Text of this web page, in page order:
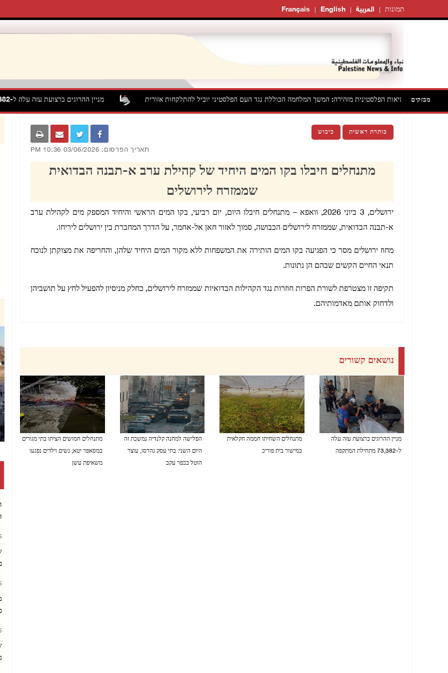
Français English العربية תמונות
מבזקים הנשיאות הפלסטינית מזהירה: המשך המלחמה הכוללת נגד העם הפלסטיני יוביל להתלקחות אזורית מניין ההרוגים ברצועת עזה עלה ל-73,382 מתחילת המתקפה
כותרת ראשית כיבוש
תאריך הפרסום: 03/06/2026 10:36 PM
מתנחלים חיבלו בקו המים היחיד של קהילת ערב א-תבנה הבדואית
שממזרח לירושלים
ירושלים, 3 ביוני 2026, וואפא – מתנחלים חיבלו היום, יום רביעי, בקו המים הראשי והיחיד המספק מים לקהילת ערב
א-תבנה הבדואית, שממזרח לירושלים הכבושה, סמוך לאזור חאן אל-אחמר, על הדרך המחברת בין ירושלים ליריחו.
מחוז ירושלים מסר כי הפגיעה בקו המים הותירה את המשפחות ללא מקור המים היחיד שלהן, והחריפה את מצוקתן לנוכח
תנאי החיים הקשים שבהם הן נתונות.
תקיפה זו מצטרפת לשורת הפרות חוזרות נגד הקהילות הבדואיות שממזרח לירושלים, כחלק מניסיון להפעיל לחץ על תושביהן
ולדחוק אותם מאדמותיהם.
נושאים קשורים
מניין ההרוגים ברצועת עזה עלה
ל-73,382 מתחילת המתקפה
מתנחלים השחיתו חממה חקלאית
במישור בית פוריכ
הפלישה למחנה קלנדיה נמשכת זה
היום השני: בתי עסק נהרסו, עוצר
הוטל בכפר עקב
מתנחלים חמושים הציתו בתי מגורים
במסאפר יטא; נשים וילדים נפגעו
משאיפת עשן